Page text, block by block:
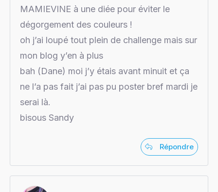
MAMIEVINE à une diée pour éviter le
dégorgement des couleurs !
oh j’ai loupé tout plein de challenge mais sur
mon blog y’en à plus
bah (Dane) moi j’y étais avant minuit et ça
ne l’a pas fait j’ai pas pu poster bref mardi je
serai là.
bisous Sandy
Répondre